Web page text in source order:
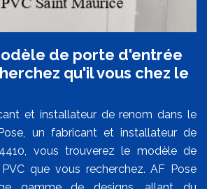
de porte d'entrée
qu'il vous chez le
et installateur de renom dans le
un fabricant et installateur de
vous trouverez le modèle de
que vous recherchez. AF Pose